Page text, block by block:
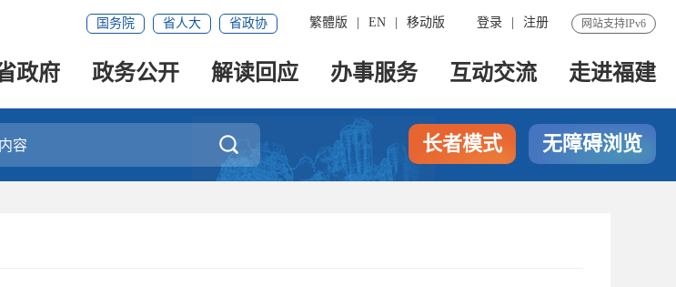
网站支持IPv6
登录 注册
繁體版 EN 移动版
国务院 省人大 省政协
政府 政务公开 解读回应 办事服务 互动交流 走进福建
 长者模式 无障碍浏览